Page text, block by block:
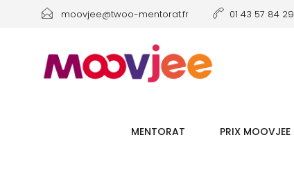
moovjee@twoo-mentorat.fr 01 43 57 84 29
MENTORAT PRIX MOOVJEE